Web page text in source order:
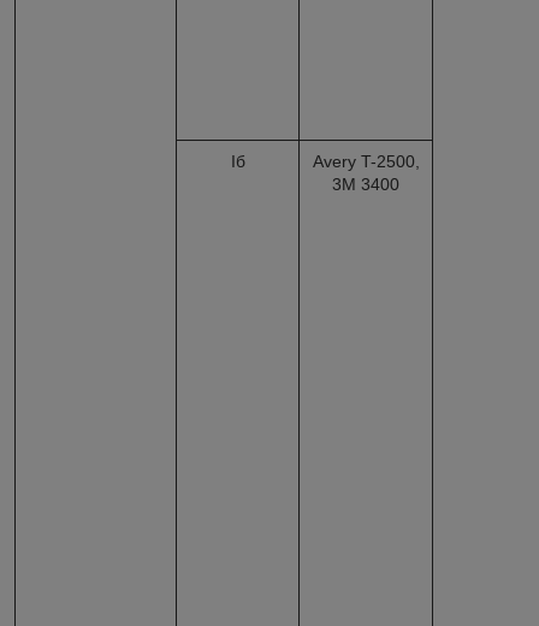
Iб
Avery T-2500,
3M 3400